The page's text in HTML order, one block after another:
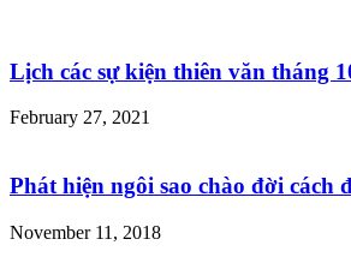
Lịch các sự kiện thiên văn tháng
February 27, 2021
Phát hiện ngôi sao chào đời cách
November 11, 2018